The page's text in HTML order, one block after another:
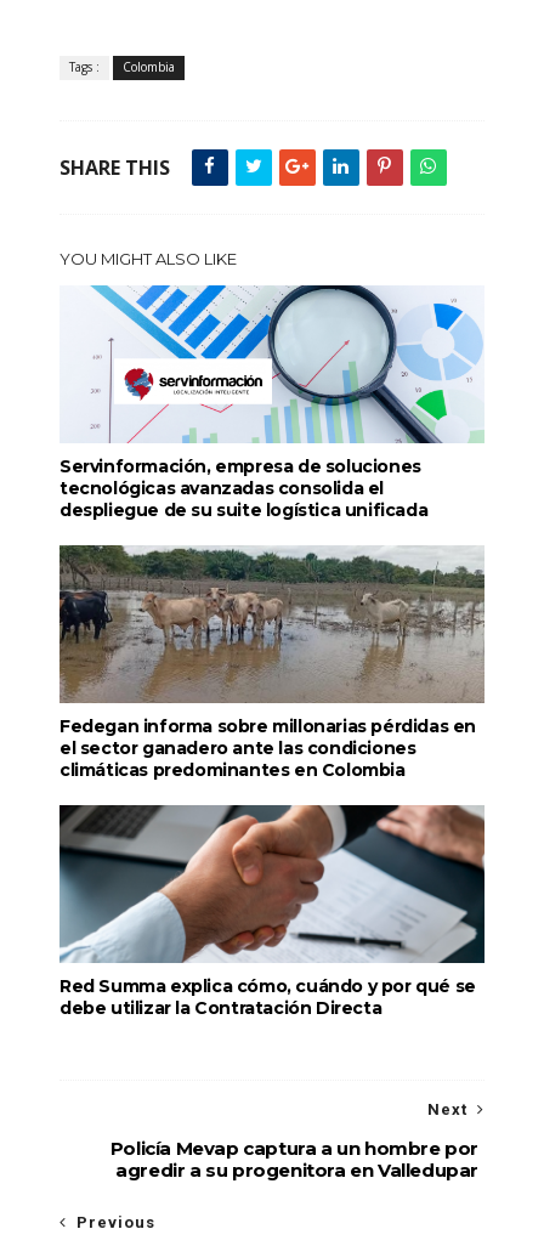
Tags : Colombia
SHARE THIS
YOU MIGHT ALSO LIKE
Servinformación, empresa de soluciones
tecnológicas avanzadas consolida el
despliegue de su suite logística unificada
Fedegan informa sobre millonarias pérdidas en
el sector ganadero ante las condiciones
climáticas predominantes en Colombia
Red Summa explica cómo, cuándo y por qué se
debe utilizar la Contratación Directa
Next
Policía Mevap captura a un hombre por
agredir a su progenitora en Valledupar
Previous